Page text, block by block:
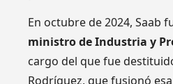
En octubre de 2024, Saab
ministro de Industria y
cargo del que fue
Rodríguez, que fusionó